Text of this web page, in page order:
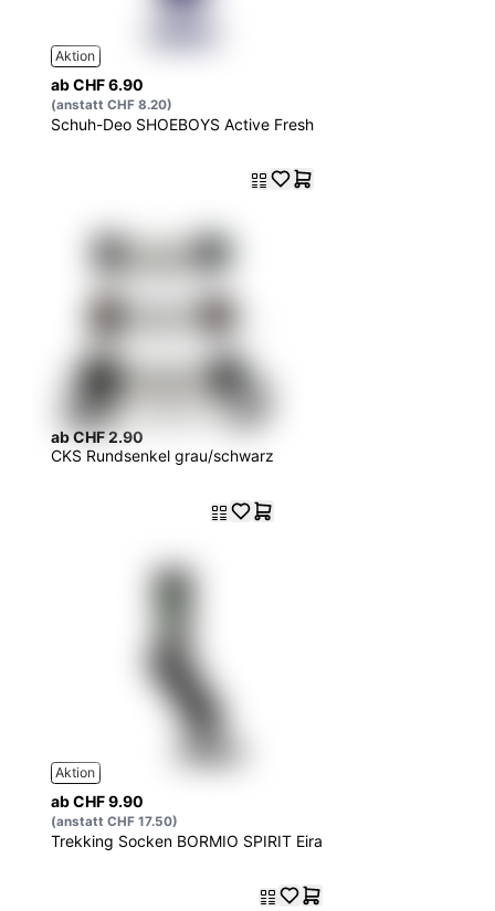
Aktion
ab CHF 6.90
(anstatt CHF 8.20)
Schuh-Deo SHOEBOYS Active Fresh
ab CHF 2.90
CKS Rundsenkel grau/schwarz
Aktion
ab CHF 9.90
(anstatt CHF 17.50)
Trekking Socken BORMIO SPIRIT Eira